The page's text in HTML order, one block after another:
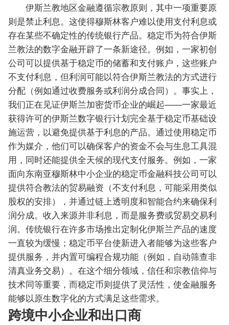
伊斯兰教地区金融遵循宗教原则，其中一项重要原
则是禁止利息。这使得穆斯林客户难以使用支付利息或
存在某些不确定性的传统银行产品。稳定币为符合伊斯
兰教法的数字金融开辟了一条新途径。例如，一家初创
公司可以提供基于稳定币的储蓄和支付账户，这些账户
不支付利息，但利润可能以符合伊斯兰教法的方式进行
分配（例如通过收费服务或利润分成合同）。事实上，
我们正在见证伊斯兰加密货币企业的崛起——一家最近
获得许可的伊斯兰数字银行计划完全基于稳定币基础设
施运营，以避免提供基于利息的产品。通过使用稳定币
作为媒介，他们可以确保客户的资金不会与生息工具混
用，同时还能提供全天候的现代支付服务。例如，一家
面向东南亚穆斯林中小企业的稳定币金融科技公司可以
提供符合教法的贸易融资（不支付利息，可能采用类似
股权的安排），并通过链上透明度和智能合约来确保利
润分成。收入来源并非利息，而是服务费或贸易交易利
润。传统银行在许多市场推出定制化伊斯兰产品的速度
一直较为缓慢；稳定币平台使新进入者能够为这些客户
提供服务，并内置可编程合规功能（例如，自动筛查非
清真业务交易）。在这个细分领域，信任和宗教信仰与
技术同等重要，而稳定币则提供了灵活性，使金融服务
能够以原生数字化的方式满足这些需求。
跨境中小企业和出口商